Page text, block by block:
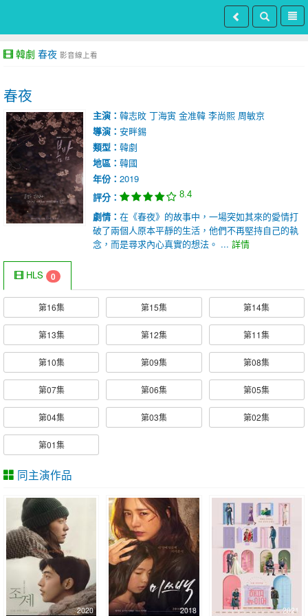
韓劇 春夜 影音線上看
春夜
主演： 韓志旼 丁海寅 金准韓 李尚熙 周敏京
導演： 安畔錫
類型： 韓劇
地區： 韓國
年份： 2019
評分：
8.4
劇情： 在《春夜》的故事中，一場突如其來的愛情打
破了兩個人原本平靜的生活，他們不再堅持自己的執
念，而是尋求內心真實的想法。 ... 詳情
HLS 0
第16集 第15集 第14集
第13集 第12集 第11集
第10集 第09集 第08集
第07集 第06集 第05集
第04集 第03集 第02集
第01集
同主演作品
2020 2018 2021